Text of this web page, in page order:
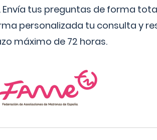
tus preguntas de forma
personalizada tu consulta y
máximo de 72 horas.